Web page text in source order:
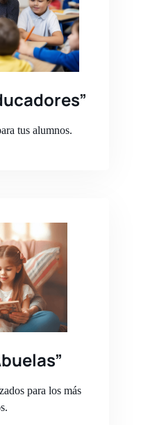
tus alumnos.
para los más